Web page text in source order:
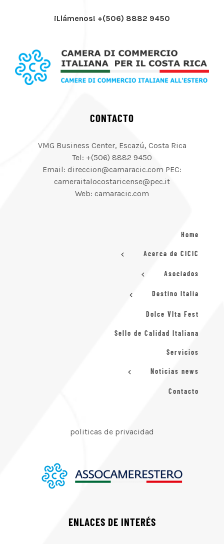
¡Llámenos! +(506) 8882 9450
CONTACTO
VMG Business Center, Escazú, Costa Rica
Tel: +(506) 8882 9450
Email: direccion@camaracic.com PEC:
cameraitalocostaricense@pec.it
Web: camaracic.com
Home
Acerca de CICIC
Asociados
Destino Italia
Dolce VIta Fest
Sello de Calidad Italiana
Servicios
Noticias news
Contacto
politicas de privacidad
ENLACES DE INTERÉS